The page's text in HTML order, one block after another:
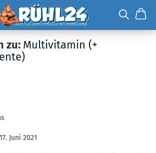
zu: Multivitamin (+
Juni 2021